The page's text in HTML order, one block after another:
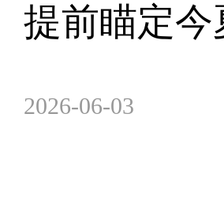
提前瞄定
2026-06-03